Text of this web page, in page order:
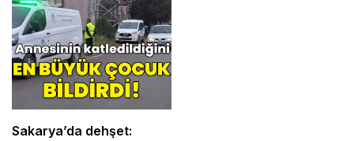
Sakarya’da dehşet: